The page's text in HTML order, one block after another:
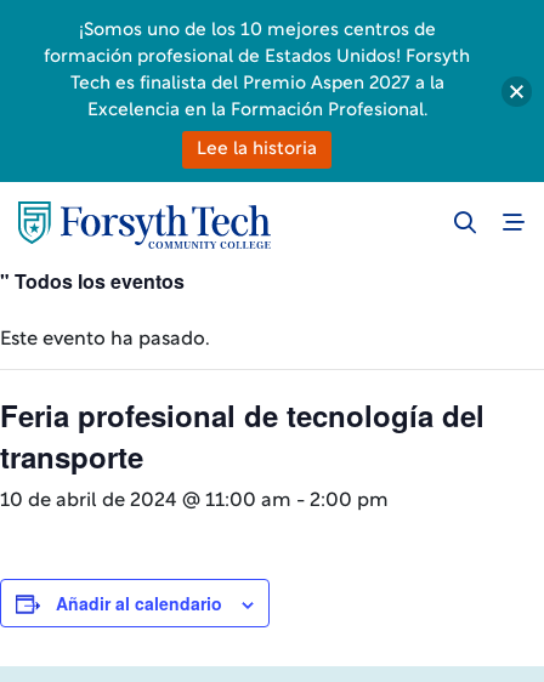
" Todos los eventos
Este evento ha pasado.
Feria profesional de tecnología del
transporte
10 de abril de 2024 @ 11:00 am - 2:00 pm
Añadir al calendario
¡Somos uno de los 10 mejores centros de
formación profesional de Estados Unidos! Forsyth
Tech es finalista del Premio Aspen 2027 a la
Excelencia en la Formación Profesional.
Lee la historia